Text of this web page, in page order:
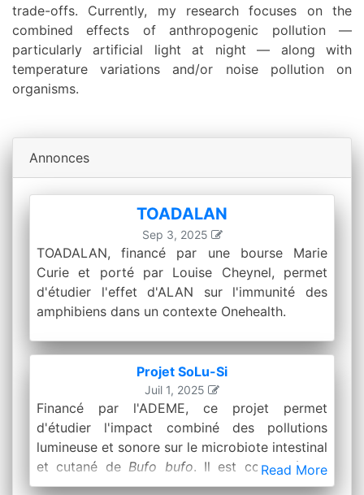
trade-offs. Currently, my research focuses on the
combined effects of anthropogenic pollution —
particularly artificial light at night — along with
temperature variations and/or noise pollution on
organisms.
Annonces
TOADALAN
Sep 3, 2025
TOADALAN, financé par une bourse Marie
Curie et porté par Louise Cheynel, permet
d'étudier l'effet d'ALAN sur l'immunité des
amphibiens dans un contexte Onehealth.
Projet SoLu-Si
Juil 1, 2025
Financé par l'ADEME, ce projet permet
d'étudier l'impact combiné des pollutions
lumineuse et sonore sur le microbiote intestinal
et cutané de Bufo bufo. Il est co-porté par
Louise Cheynel, chercheuse associée au
Read More